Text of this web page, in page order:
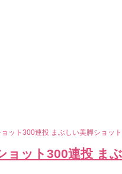
ット300連投 まぶしい美脚ショッ
ョット300連投 ま